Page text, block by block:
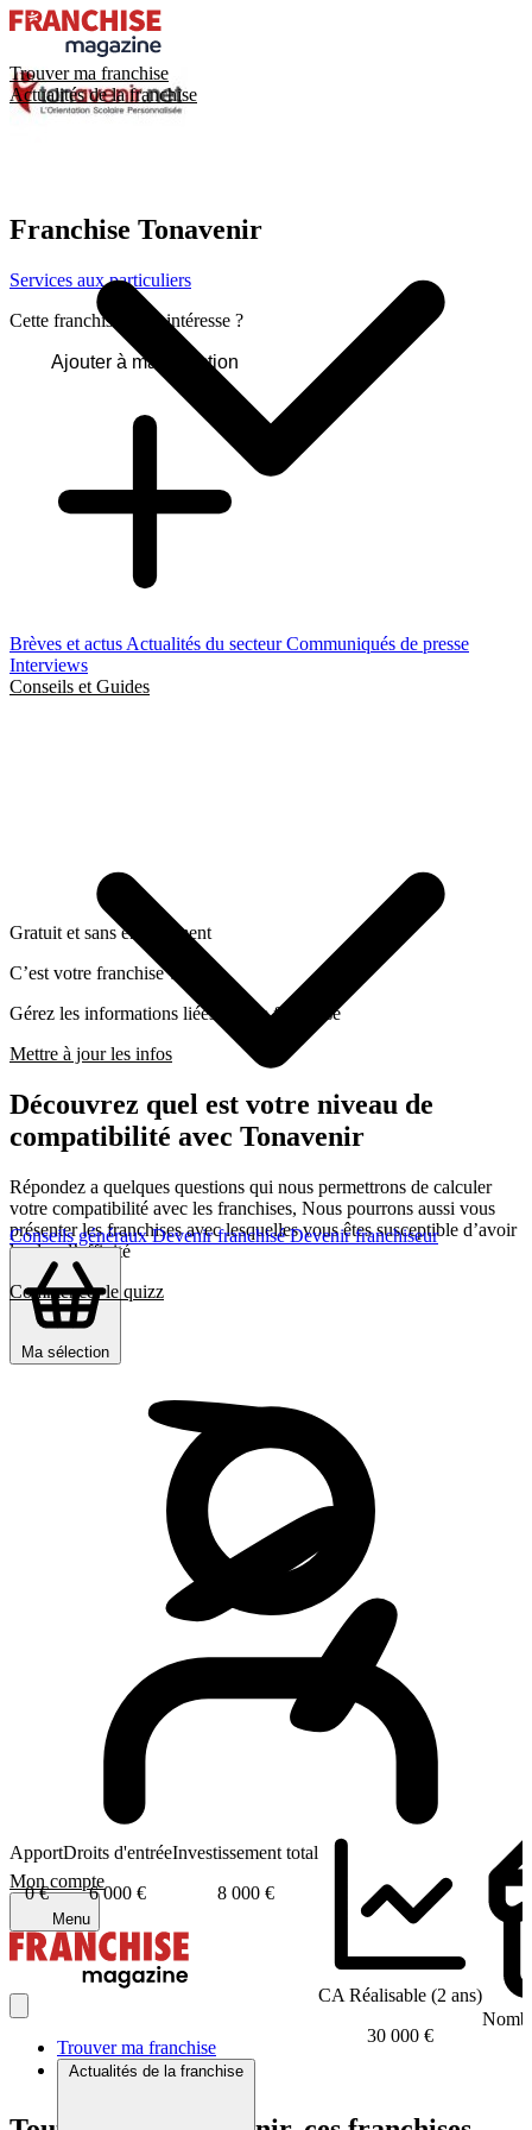
Trouver ma franchise
Actualités de la franchise
Brèves et actus Actualités du secteurCommuniqués de presse
Interviews
Conseils et Guides
Conseils générauxDevenir franchiséDevenir franchiseur
Ma sélection
Mon compte
Menu
Trouver ma franchise
Actualités de la franchise
Franchise Tonavenir
Services aux particuliers
Cette franchise vous intéresse ?
Ajouter à ma sélection
Gratuit et sans engagement
C’est votre franchise ?
Gérez les informations liées a cette franchise
Mettre à jour les infos
Découvrez quel est votre niveau de
compatibilité avec Tonavenir
Répondez a quelques questions qui nous permettrons de calculer
votre compatibilité avec les franchises, Nous pourrons aussi vous
présenter les franchises avec lesquelles vous êtes susceptible d’avoir
le plus d’affinité
Commencer le quizz
Apport
0 €
Droits d'entrée
6 000 €
Investissement total
8 000 €
CA Réalisable (2 ans)
30 000 €